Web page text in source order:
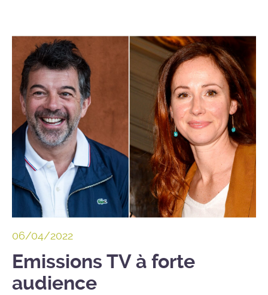
06/04/2022
Emissions TV à forte
audience